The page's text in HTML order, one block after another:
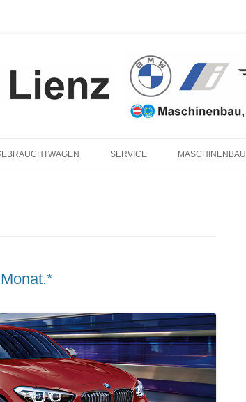
Inhalt
SERVICE
RÄDER-EINLAGERUNG
ÜBERPRÜFUNG §57A
MASCHINENBAU